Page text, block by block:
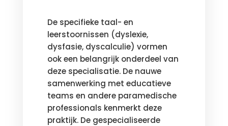
De specifieke taal- en
leerstoornissen (dyslexie,
dysfasie, dyscalculie) vormen
ook een belangrijk onderdeel van
deze specialisatie. De nauwe
samenwerking met educatieve
teams en andere paramedische
professionals kenmerkt deze
praktijk. De gespecialiseerde